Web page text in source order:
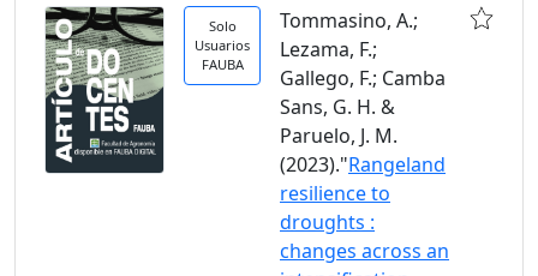
Solo
Usuarios
FAUBA
Tommasino, A.;
Lezama, F.;
Gallego, F.; Camba
Sans, G. H. &
Paruelo, J. M.
(2023)."Rangeland
resilience to
droughts :
changes across an